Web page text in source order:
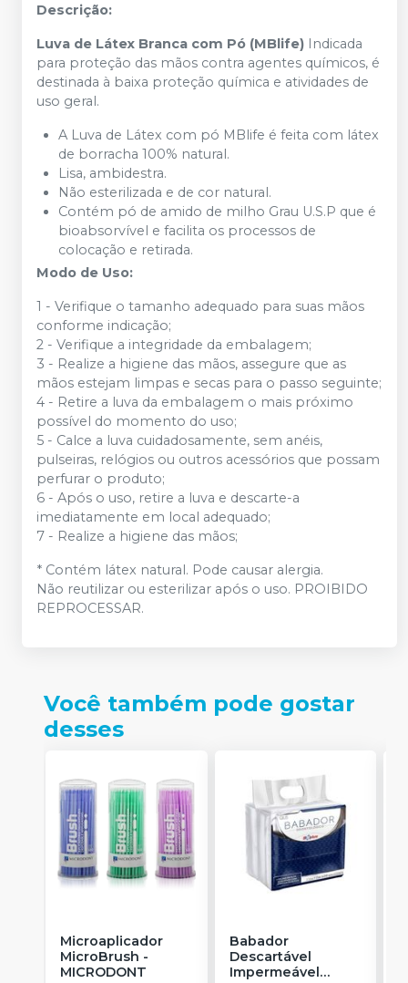
Descrição:
Luva de Látex Branca com Pó (MBlife) Indicada
para proteção das mãos contra agentes químicos, é
destinada à baixa proteção química e atividades de
uso geral.
A Luva de Látex com pó MBlife é feita com látex
de borracha 100% natural.
Lisa, ambidestra.
Não esterilizada e de cor natural.
Contém pó de amido de milho Grau U.S.P que é
bioabsorvível e facilita os processos de
colocação e retirada.
Modo de Uso:
1 - Verifique o tamanho adequado para suas mãos
conforme indicação;
2 - Verifique a integridade da embalagem;
3 - Realize a higiene das mãos, assegure que as
mãos estejam limpas e secas para o passo seguinte;
4 - Retire a luva da embalagem o mais próximo
possível do momento do uso;
5 - Calce a luva cuidadosamente, sem anéis,
pulseiras, relógios ou outros acessórios que possam
perfurar o produto;
6 - Após o uso, retire a luva e descarte-a
imediatamente em local adequado;
7 - Realize a higiene das mãos;
* Contém látex natural. Pode causar alergia.
Não reutilizar ou esterilizar após o uso. PROIBIDO
REPROCESSAR.
Você também pode gostar
desses
Microaplicador
MicroBrush -
MICRODONT
Babador
Descartável
Impermeável